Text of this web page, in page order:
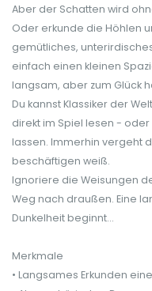
Aber der Schatten wird
Oder erkunde die Höhlen
gemütliches,
einfach einen kleinen
langsam, aber zum Glück
Du kannst Klassiker der
direkt im Spiel lesen -
lassen. Immerhin vergeht
beschäftigen weiß.
Ignoriere die Weisungen
Weg nach draußen. Eine
Dunkelheit beginnt...
Merkmale
• Langsames Erkunden